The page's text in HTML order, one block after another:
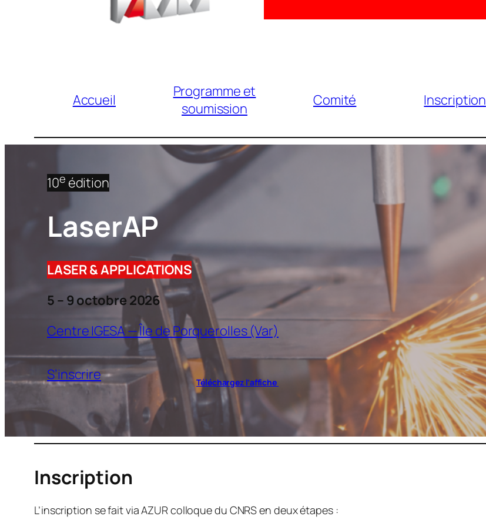
Accueil
Programme et
soumission
Comité Inscription
10e édition
LaserAP
LASER & APPLICATIONS
5 – 9 octobre 2026
Centre IGESA — Île de Porquerolles (Var)
S’inscrire Téléchargez l’affiche
Inscription
L’inscription se fait via AZUR colloque du CNRS en deux étapes :